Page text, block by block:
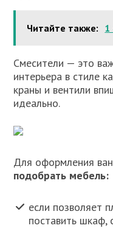
Читайте также: 1
Смесители — это
интерьера в стиле
краны и вентили
идеально.
Для оформления
подобрать мебель:
если позволяет
поставить шкаф,